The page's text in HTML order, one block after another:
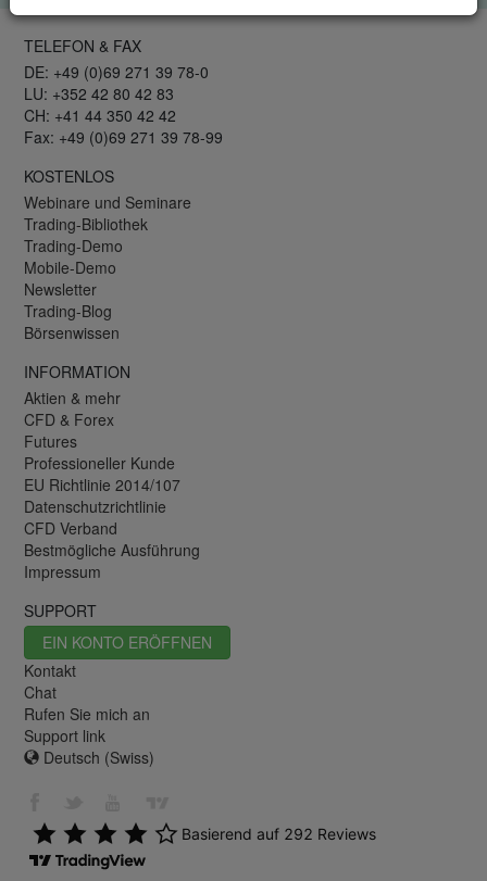
TELEFON & FAX
DE: +49 (0)69 271 39 78-0
LU: +352 42 80 42 83
CH: +41 44 350 42 42
Fax: +49 (0)69 271 39 78-99
KOSTENLOS
Webinare und Seminare
Trading-Bibliothek
Trading-Demo
Mobile-Demo
Newsletter
Trading-Blog
Börsenwissen
INFORMATION
Aktien & mehr
CFD & Forex
Futures
Professioneller Kunde
EU Richtlinie 2014/107
Datenschutzrichtlinie
CFD Verband
Bestmögliche Ausführung
Impressum
SUPPORT
EIN KONTO ERÖFFNEN
Kontakt
Chat
Rufen Sie mich an
Support link
Deutsch (Swiss)